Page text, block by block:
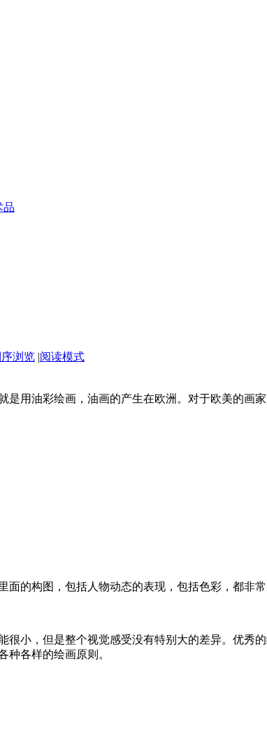
品
浏览 |阅读模式
用油彩绘画，油画的产生在欧洲。对于欧美的画
面的构图，包括人物动态的表现，包括色彩，都非
小，但是整个视觉感受没有特别大的差异。优秀
种各样的绘画原则。